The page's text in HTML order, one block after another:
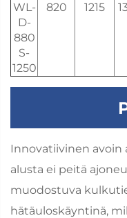
WL-
D-
880
S-
1250
820 1215
Innovatiivinen avoin
alusta ei peitä
muodostuva
hätäuloskäyntinä,